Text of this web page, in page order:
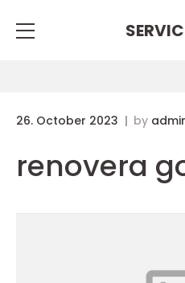
26. October 2023 by
renovera